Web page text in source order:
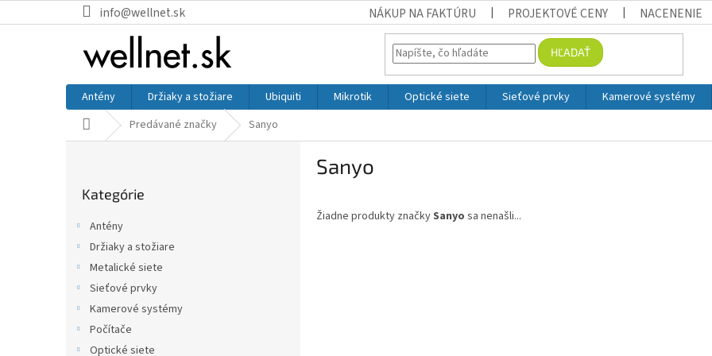
info@wellnet.sk NÁKUP NA FAKTÚRU PROJEKTOVÉ CENY NACENENIE
HĽADAŤ
Antény Držiaky a stožiare Ubiquiti Mikrotik Optické siete Sieťové prvky Kamerové systémy
DomovPredávané značky Sanyo
Kategórie
Antény
Držiaky a stožiare
Metalické siete
Sieťové prvky
Kamerové systémy
Počítače
Optické siete
Sanyo
Žiadne produkty značkySanyo sa nenašli...